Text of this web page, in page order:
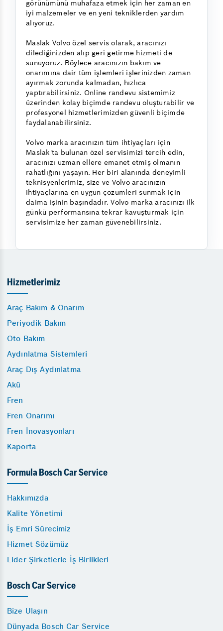
görünümünü muhafaza etmek için her zaman en
iyi malzemeler ve en yeni tekniklerden yardım
alıyoruz.
Maslak Volvo özel servis olarak, aracınızı
dilediğinizden alıp geri getirme hizmeti de
sunuyoruz. Böylece aracınızın bakım ve
onarımına dair tüm işlemleri işlerinizden zaman
ayırmak zorunda kalmadan, hızlıca
yaptırabilirsiniz. Online randevu sistemimiz
üzerinden kolay biçimde randevu oluşturabilir ve
profesyonel hizmetlerimizden güvenli biçimde
faydalanabilirsiniz.
Volvo marka aracınızın tüm ihtiyaçları için
Maslak'ta bulunan özel servisimizi tercih edin,
aracınızı uzman ellere emanet etmiş olmanın
rahatlığını yaşayın. Her biri alanında deneyimli
teknisyenlerimiz, size ve Volvo aracınızın
ihtiyaçlarına en uygun çözümleri sunmak için
daima işinin başındadır. Volvo marka aracınızı ilk
günkü performansına tekrar kavuşturmak için
servisimize her zaman güvenebilirsiniz.
Hizmetlerimiz
Araç Bakım & Onarım
Periyodik Bakım
Oto Bakım
Aydınlatma Sistemleri
Araç Dış Aydınlatma
Akü
Fren
Fren Onarımı
Fren İnovasyonları
Kaporta
Formula Bosch Car Service
Hakkımızda
Kalite Yönetimi
İş Emri Sürecimiz
Hizmet Sözümüz
Lider Şirketlerle İş Birlikleri
Bosch Car Service
Bize Ulaşın
Dünyada Bosch Car Service